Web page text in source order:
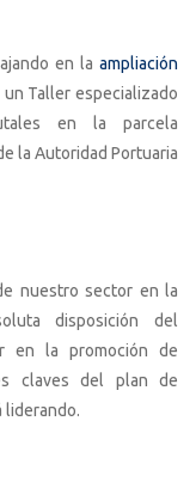
en la ampliación
Taller especializado
en la parcela
la Autoridad Portuaria
nuestro sector en la
disposición del
en la promoción de
claves del plan de
liderando.